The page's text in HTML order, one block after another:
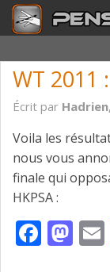
Tricks & Combos
Tournois
Vidéos
A Propos
WT 2011
Écrit par
Voila les
nous vous
finale qui
HKPSA :